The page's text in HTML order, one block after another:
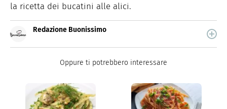
la ricetta dei bucatini alle alici.
Redazione Buonissimo
quale trovi idee veloci, facili e spiegate passo passo.
Oppure ti potrebbero interessare